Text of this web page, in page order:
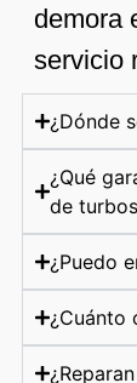
demora
servicio
¿Dónde
¿Qué
de
¿Puedo
¿Cuánto